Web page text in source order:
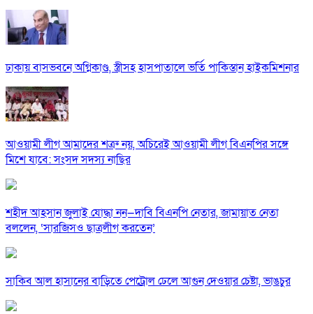
ঢাকায় বাসভবনে অগ্নিকাণ্ড, স্ত্রীসহ হাসপাতালে ভর্তি পাকিস্তান হাইকমিশনার
আওয়ামী লীগ আমাদের শত্রু নয়, অচিরেই আওয়ামী লীগ বিএনপির সঙ্গে
মিশে যাবে: সংসদ সদস্য নাছির
শহীদ আহসান জুলাই যোদ্ধা নন—দাবি বিএনপি নেতার, জামায়াত নেতা
বললেন, ‘সারজিসও ছাত্রলীগ করতেন’
সাকিব আল হাসানের বাড়িতে পেট্রোল ঢেলে আগুন দেওয়ার চেষ্টা, ভাঙচুর